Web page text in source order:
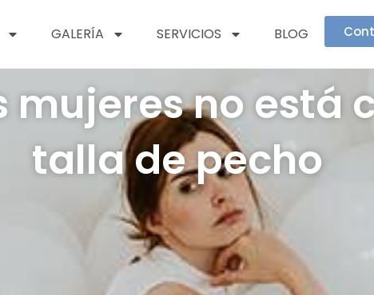
GALERÍA SERVICIOS BLOG
mujeres no está
talla de pecho